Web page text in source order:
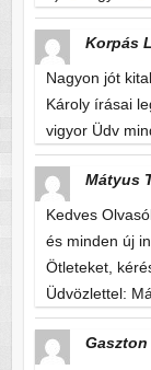
Korpás
Nagyon jót
Károly írásai
vigyor Üdv
Mátyus
Kedves
és minden új
Ötleteket,
Üdvözlettel:
Gaszton